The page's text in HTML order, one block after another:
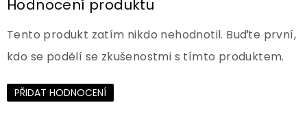
Hodnocení produktu
Tento produkt zatím nikdo nehodnotil. Buďte první,
kdo se podělí se zkušenostmi s tímto produktem.
PŘIDAT HODNOCENÍ